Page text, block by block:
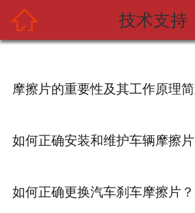
 技术支持
摩擦片的重要性及其工作原理
如何正确安装和维护车辆摩擦片
如何正确更换汽车刹车摩擦片？